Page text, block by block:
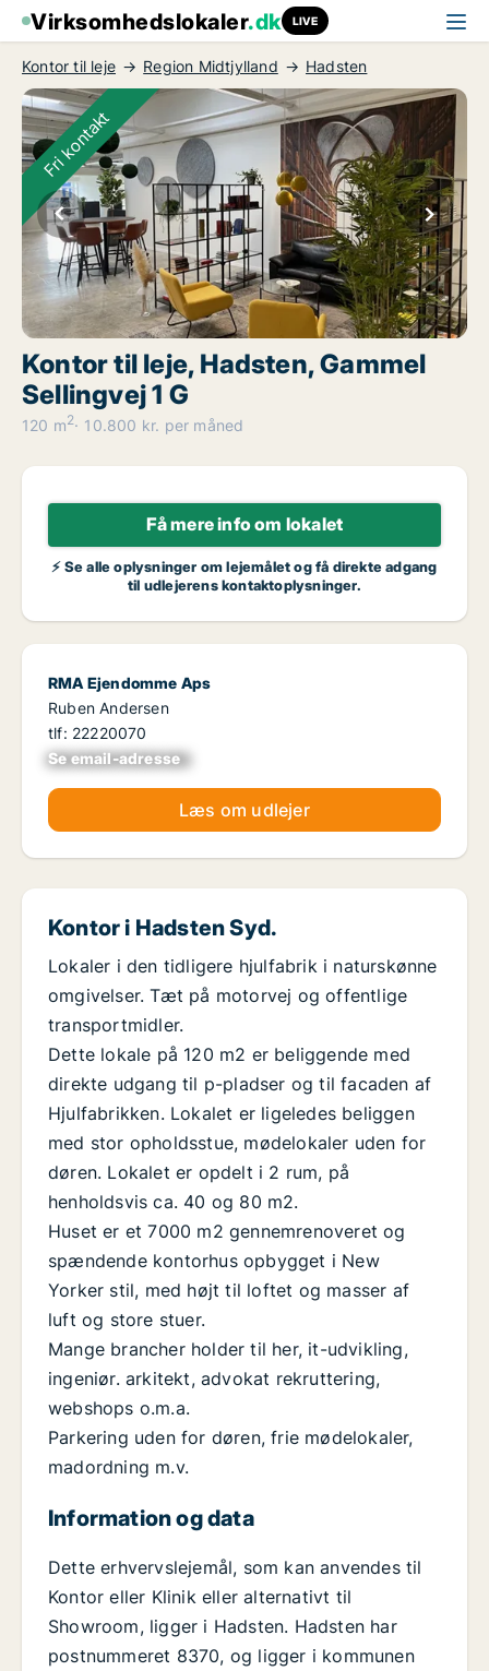
Virksomhedslokaler.dk LIVE
Kontor til leje Region Midtjylland Hadsten
Fri kontakt
Kontor til leje, Hadsten, Gammel
Sellingvej 1 G
120 m2 10.800 kr. per måned
Få mere info om lokalet
⚡ Se alle oplysninger om lejemålet og få direkte adgang
til udlejerens kontaktoplysninger.
RMA Ejendomme Aps
Ruben Andersen
tlf: 22220070
Se email-adresse
xxxxxxxxxxxxxxxx
Læs om udlejer
Kontor i Hadsten Syd.
Lokaler i den tidligere hjulfabrik i naturskønne
omgivelser. Tæt på motorvej og offentlige
transportmidler.
Dette lokale på 120 m2 er beliggende med
direkte udgang til p-pladser og til facaden af
Hjulfabrikken. Lokalet er ligeledes beliggen
med stor opholdsstue, mødelokaler uden for
døren. Lokalet er opdelt i 2 rum, på
henholdsvis ca. 40 og 80 m2.
Huset er et 7000 m2 gennemrenoveret og
spændende kontorhus opbygget i New
Yorker stil, med højt til loftet og masser af
luft og store stuer.
Mange brancher holder til her, it-udvikling,
ingeniør. arkitekt, advokat rekruttering,
webshops o.m.a.
Parkering uden for døren, frie mødelokaler,
madordning m.v.
Information og data
Dette erhvervslejemål, som kan anvendes til
Kontor eller Klinik eller alternativt til
Showroom, ligger i Hadsten. Hadsten har
postnummeret 8370, og ligger i kommunen